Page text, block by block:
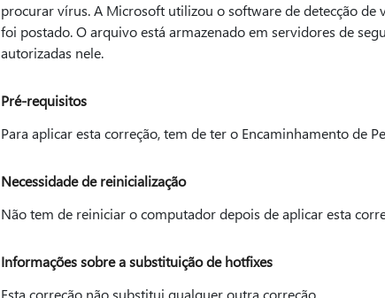
procurar vírus. A Microsoft utilizou o software de detecção
foi postado. O arquivo está armazenado em servidores de
autorizadas nele.
Pré-requisitos
Para aplicar esta correção, tem de ter o Encaminhamento de
Necessidade de reinicialização
Não tem de reiniciar o computador depois de aplicar esta
Informações sobre a substituição de hotfixes
Esta correção não substitui qualquer outra correção.